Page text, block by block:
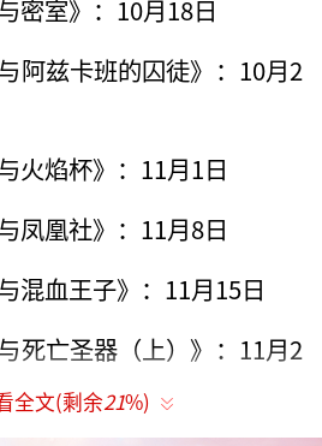
密室》：10月18日
阿兹卡班的囚徒》：10月2
火焰杯》：11月1日
凤凰社》：11月8日
混血王子》：11月15日
死亡圣器（上）》：11月2
全文(剩余21%)